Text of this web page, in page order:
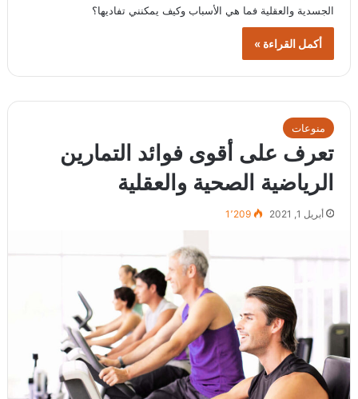
الجسدية والعقلية فما هي الأسباب وكيف يمكنني تفاديها؟
أكمل القراءة »
منوعات
تعرف على أقوى فوائد التمارين
الرياضية الصحية والعقلية
أبريل 1, 2021 1٬209